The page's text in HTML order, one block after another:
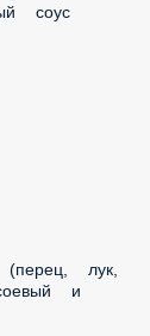
морковь,